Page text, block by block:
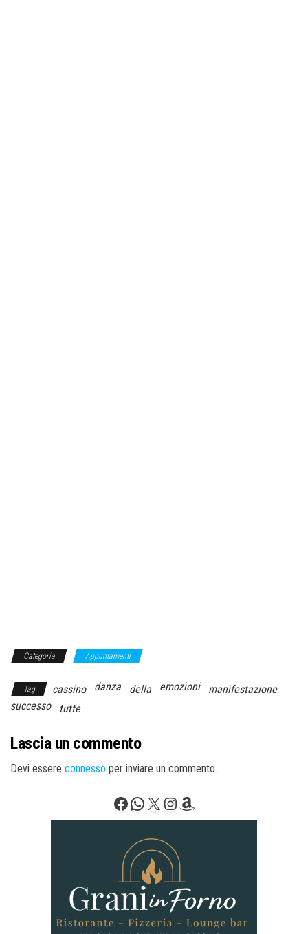
Categoria Appuntamenti
Tag cassino danza della emozioni
manifestazione
successo
tutte
Lascia un commento
Devi essere connesso per inviare un commento.
Facebook
WhatsApp
X Instagram
Amazon